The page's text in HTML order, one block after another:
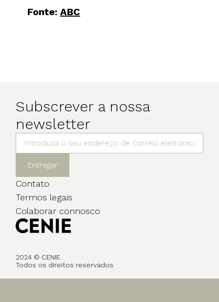
Fonte: ABC
Subscrever a nossa
newsletter
Entregar
Contato
Termos legais
Colaborar connosco
2024 © CENIE
Todos os direitos reservados